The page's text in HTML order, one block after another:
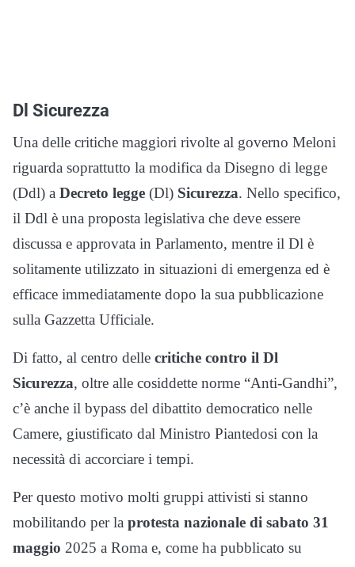
Dl Sicurezza
Una delle critiche maggiori rivolte al governo Meloni
riguarda soprattutto la modifica da Disegno di legge
(Ddl) a Decreto legge (Dl) Sicurezza. Nello specifico,
il Ddl è una proposta legislativa che deve essere
discussa e approvata in Parlamento, mentre il Dl è
solitamente utilizzato in situazioni di emergenza ed è
efficace immediatamente dopo la sua pubblicazione
sulla Gazzetta Ufficiale.
Di fatto, al centro delle critiche contro il Dl
Sicurezza, oltre alle cosiddette norme “Anti-Gandhi”,
c’è anche il bypass del dibattito democratico nelle
Camere, giustificato dal Ministro Piantedosi con la
necessità di accorciare i tempi.
Per questo motivo molti gruppi attivisti si stanno
mobilitando per la protesta nazionale di sabato 31
maggio 2025 a Roma e, come ha pubblicato su